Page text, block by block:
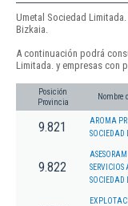
Umetal Sociedad
Bizkaia.
A continuación podrá
Limitada. y empresas con
Posición
Provincia
Nombre
9.821
AROMA
9.822
SERVICIOS